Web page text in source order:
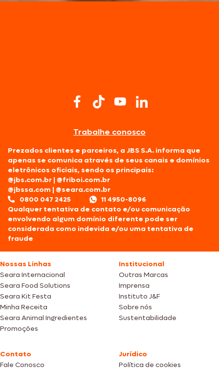
Trabalhe conosco
Prezados clientes e parceiros, a JBS S.A. informa que
apenas se comunica através de seus canais e domínios
eletrônicos oficiais, sendo os principais:
@jbs.com.br |@friboi.com.br
@jbssa.com |@seara.com.br
0800 047 2425
11 4950-8096
Qualquer tentativa de contato e/ou comunicação
envolvendo algum domínio diferente pode ser
considerada como indevida e/ou uma tentativa de
fraude
Nossas Linhas
Seara Internacional
Seara Food Solutions
Seara Kit Festa
Minha Receita
Seara Animal Ingredientes
Promoções
Institucional
Outras Marcas
Imprensa
Instituto J&F
Sobre nós
Sustentabilidade
Contato
Fale Conosco
Jurídico
Política de cookies